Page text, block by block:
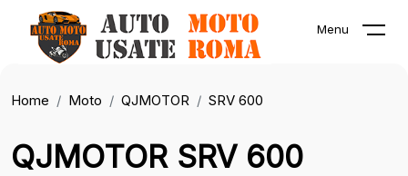
Menu
Home Moto QJMOTOR SRV 600
QJMOTOR SRV 600